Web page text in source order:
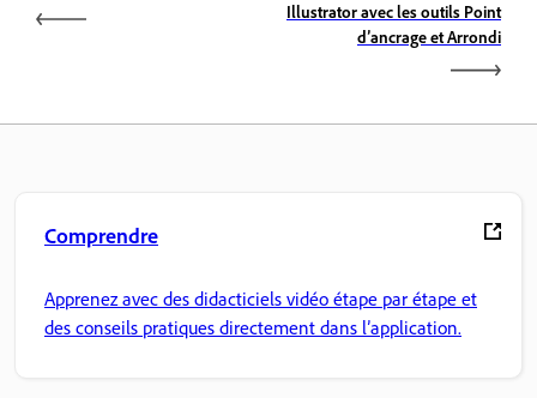
Illustrator avec les outils Point
d’ancrage et Arrondi
Comprendre
Apprenez avec des didacticiels vidéo étape par étape et
des conseils pratiques directement dans l’application.